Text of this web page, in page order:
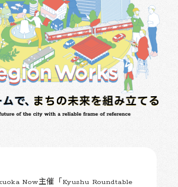
Now主催「Kyushu Roundtable